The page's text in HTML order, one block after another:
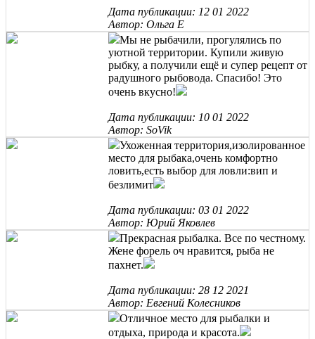
Дата публикации: 12 01 2022
Автор: Ольга Е
Мы не рыбачили, прогулялись по
уютной территории. Купили живую
рыбку, а получили ещё и супер рецепт от
радушного рыбовода. Спасибо! Это
очень вкусно!
Дата публикации: 10 01 2022
Автор: SoVik
Ухоженная территория,изолированное
место для рыбака,очень комфортно
ловить,есть выбор для ловли:вип и
безлимит
Дата публикации: 03 01 2022
Автор: Юрий Яковлев
Прекрасная рыбалка. Все по честному.
Жене форель оч нравится, рыба не
пахнет.
Дата публикации: 28 12 2021
Автор: Евгений Колесников
Отличное место для рыбалки и
отдыха, природа и красота.